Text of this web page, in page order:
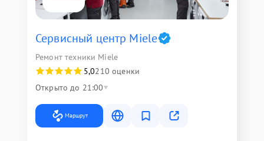
Сервисный центр Miele
Ремонт техники Miele
5,0210 оценки
Открыто до 21:00
Маршрут